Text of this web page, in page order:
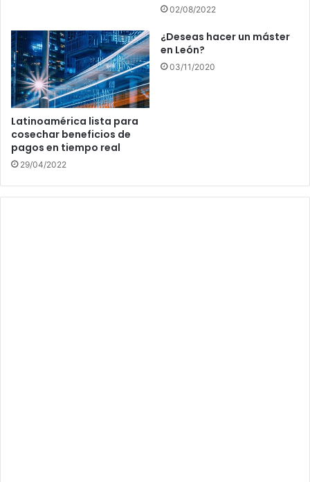
02/08/2022
Latinoamérica lista para
cosechar beneficios de
pagos en tiempo real
29/04/2022
¿Deseas hacer un máster
en León?
03/11/2020